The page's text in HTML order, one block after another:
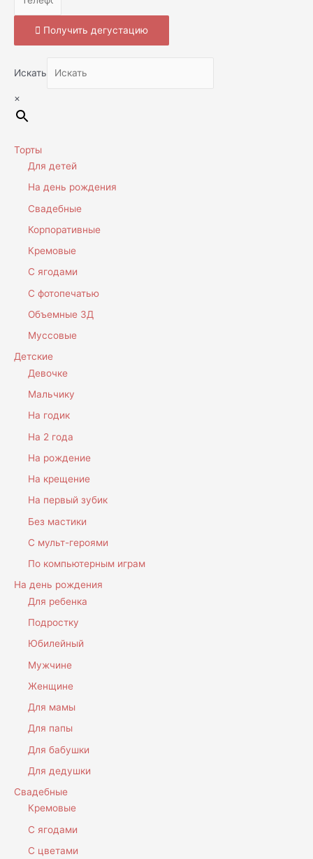
Получить дегустацию
Искать
×
Торты
Для детей
На день рождения
Свадебные
Корпоративные
Кремовые
С ягодами
С фотопечатью
Объемные 3Д
Муссовые
Детские
Девочке
Мальчику
На годик
На 2 года
На рождение
На крещение
На первый зубик
Без мастики
С мульт-героями
По компьютерным играм
На день рождения
Для ребенка
Подростку
Юбилейный
Мужчине
Женщине
Для мамы
Для папы
Для бабушки
Для дедушки
Свадебные
Кремовые
С ягодами
С цветами